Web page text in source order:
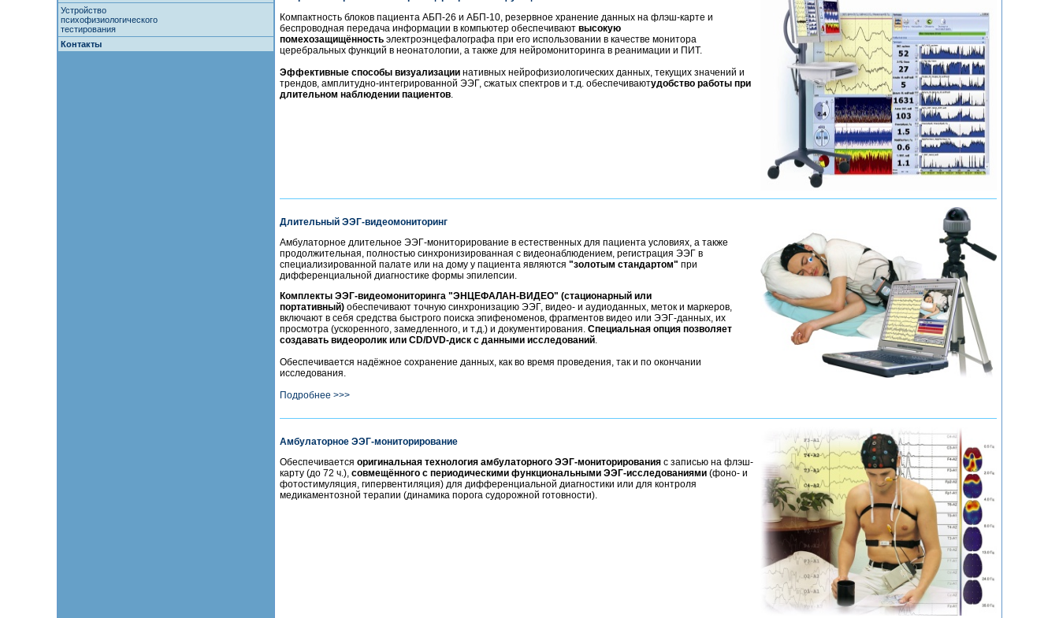
Устройство
психофизиологического
тестирования
Контакты
Компактность блоков пациента АБП-26 и АБП-10, резервное хранение данных на флэш-карте и
беспроводная передача информации в компьютер обеспечивают высокую
помехозащищённость электроэнцефалографа при его использовании в качестве монитора
церебральных функций в неонатологии, а также для нейромониторинга в реанимации и ПИТ.
Эффективные способы визуализации нативных нейрофизиологических данных, текущих значений и
трендов, амплитудно-интегрированной ЭЭГ, сжатых спектров и т.д. обеспечиваютудобство работы при
длительном наблюдении пациентов.
Длительный ЭЭГ-видеомониторинг
Амбулаторное длительное ЭЭГ-мониторирование в естественных для пациента условиях, а также
продолжительная, полностью синхронизированная с видеонаблюдением, регистрация ЭЭГ в
специализированной палате или на дому у пациента являются "золотым стандартом" при
дифференциальной диагностике формы эпилепсии.
Комплекты ЭЭГ-видеомониторинга "ЭНЦЕФАЛАН-ВИДЕО" (стационарный или
портативный) обеспечивают точную синхронизацию ЭЭГ, видео- и аудиоданных, меток и маркеров,
включают в себя средства быстрого поиска эпифеноменов, фрагментов видео или ЭЭГ-данных, их
просмотра (ускоренного, замедленного, и т.д.) и документирования. Специальная опция позволяет
создавать видеоролик или СD/DVD-диск с данными исследований.
Обеспечивается надёжное сохранение данных, как во время проведения, так и по окончании
исследования.
Подробнее >>>
Амбулаторное ЭЭГ-мониторирование
Обеспечивается оригинальная технология амбулаторного ЭЭГ-мониторирования с записью на флэш-
карту (до 72 ч.), совмещённого с периодическими функциональными ЭЭГ-исследованиями (фоно- и
фотостимуляция, гипервентиляция) для дифференциальной диагностики или для контроля
медикаментозной терапии (динамика порога судорожной готовности).